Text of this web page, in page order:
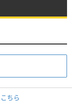
ちら